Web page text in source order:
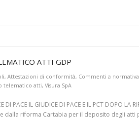
ATTI GDP
, Attestazioni di conformità, Commenti a normativa
telematico atti, Visura SpA
IL GIUDICE DI PACE E IL PCT DOPO LA
riforma Cartabia per il deposito degli atti